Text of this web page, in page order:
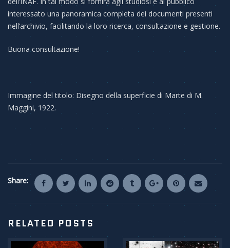
interessato una panoramica completa dei documenti presenti
nell’archivio, facilitando la loro ricerca, consultazione e gestione.
Buona consultazione!
Immagine del titolo: Disegno della superficie di Marte di M.
Maggini, 1922.
Share:
RELATED POSTS